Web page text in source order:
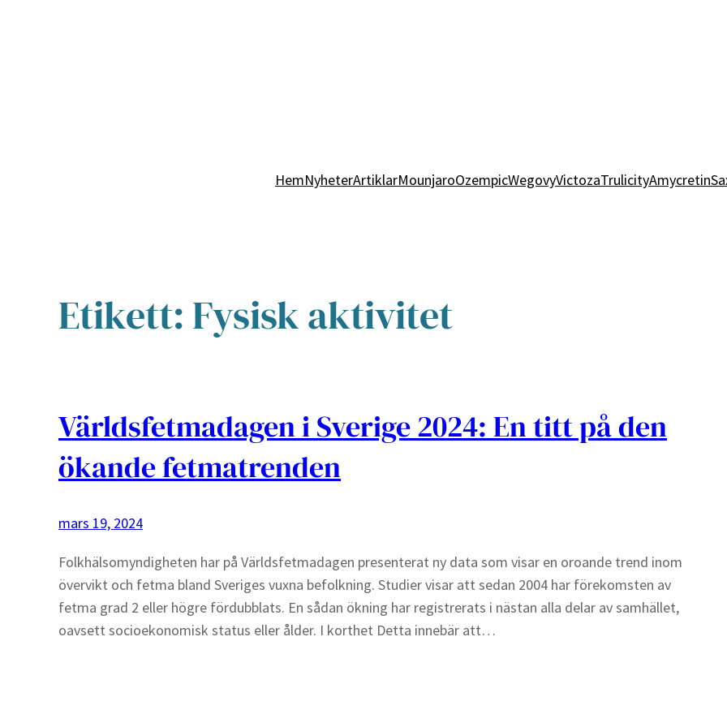
HemNyheterArtiklarMounjaroOzempicWegovyVictozaTrulicityAmycretin
Etikett:Fysisk aktivitet
Världsfetmadagen i Sverige 2024: En titt på den
ökande fetmatrenden
mars 19, 2024
Folkhälsomyndigheten har på Världsfetmadagen presenterat ny data som visar en oroande trend inom
övervikt och fetma bland Sveriges vuxna befolkning. Studier visar att sedan 2004 har förekomsten av
fetma grad 2 eller högre fördubblats. En sådan ökning har registrerats i nästan alla delar av samhället,
oavsett socioekonomisk status eller ålder. I korthet Detta innebär att…